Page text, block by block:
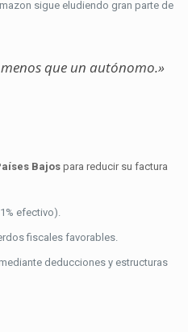
sigue eludiendo gran parte de
que un autónomo.»
Bajospara reducir su factura
efectivo).
fiscales favorables.
deducciones y estructuras